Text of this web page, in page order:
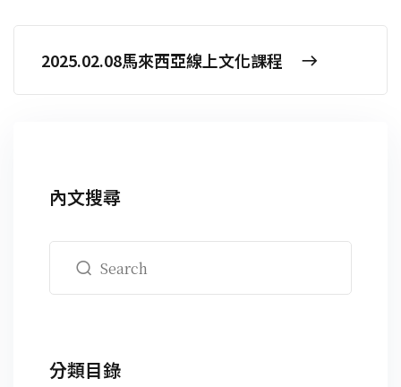
2025.02.08馬來西亞線上文化課程
內文搜尋
分類目錄